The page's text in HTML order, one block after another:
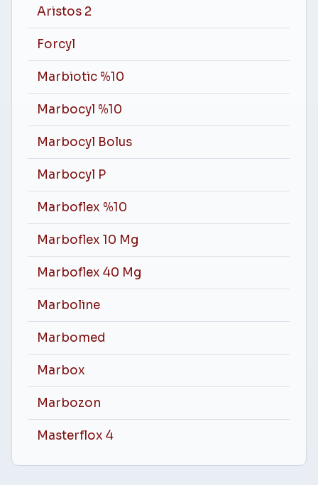
Aristos 2
Forcyl
Marbiotic %10
Marbocyl %10
Marbocyl Bolus
Marbocyl P
Marboflex %10
Marboflex 10 Mg
Marboflex 40 Mg
Marboline
Marbomed
Marbox
Marbozon
Masterflox 4